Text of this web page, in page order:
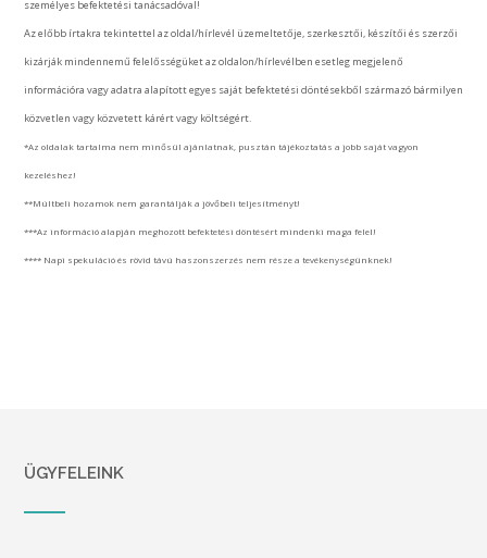
személyes befektetési tanácsadóval!
Az előbb írtakra tekintettel az oldal/hírlevél üzemeltetője, szerkesztői, készítői és szerzői
kizárják mindennemű felelősségüket az oldalon/hírlevélben esetleg megjelenő
információra vagy adatra alapított egyes saját befektetési döntésekből származó bármilyen
közvetlen vagy közvetett kárért vagy költségért.
*Az oldalak tartalma nem minősül ajánlatnak, pusztán tájékoztatás a jobb saját vagyon
kezeléshez!
**Múltbeli hozamok nem garantálják a jövőbeli teljesítményt!
***Az információ alapján meghozott befektetési döntésért mindenki maga felel!
**** Napi spekuláció és rövid távú haszonszerzés nem része a tevékenységünknek!
ÜGYFELEINK